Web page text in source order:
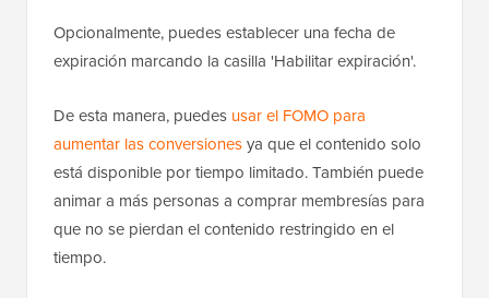
Opcionalmente, puedes establecer una fecha de
expiración marcando la casilla 'Habilitar expiración'.
De esta manera, puedes usar el FOMO para
aumentar las conversionesya que el contenido solo
está disponible por tiempo limitado. También puede
animar a más personas a comprar membresías para
que no se pierdan el contenido restringido en el
tiempo.